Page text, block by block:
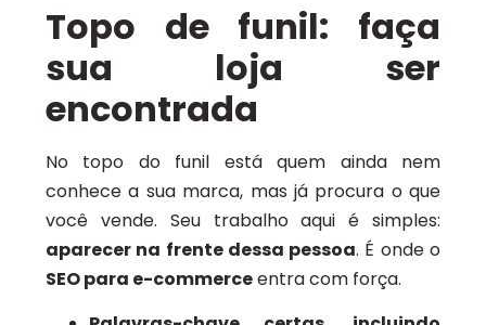
Topo de funil: faça
sua loja ser
encontrada
No topo do funil está quem ainda nem
conhece a sua marca, mas já procura o que
você vende. Seu trabalho aqui é simples:
aparecer na frente dessa pessoa. É onde o
SEO para e-commerceentra com força.